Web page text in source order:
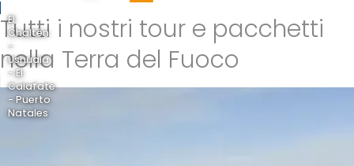
Tutti i nostri tour e pacchetti
nella Terra del Fuoco
El
Chaltén
-
Ushuaia
- El
Calafate
- Puerto
Natales